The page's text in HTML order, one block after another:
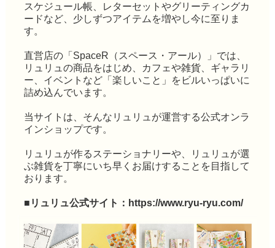
スケジュール帳、レターセットやグリーティングカ
ードなど、少しずつアイテムを増やし今に至りま
す。
直営店の「SpaceR（スペース・アール）」では、
リュリュの商品をはじめ、カフェや雑貨、ギャラリ
ー、イベントなど「楽しいこと」をビルいっぱいに
詰め込んでいます。
当サイトは、そんなリュリュが運営する公式オンラ
インショップです。
リュリュが作るステーショナリーや、リュリュが選
ぶ雑貨を丁寧にいち早くお届けすることを目指して
おります。
■リュリュ公式サイト： https://www.ryu-ryu.com/